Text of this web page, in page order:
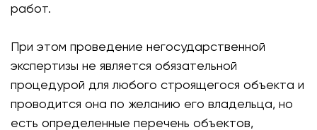
работ.
При этом проведение негосударственной
экспертизы не является обязательной
процедурой для любого строящегося объекта и
проводится она по желанию его владельца, но
есть определенные перечень объектов,